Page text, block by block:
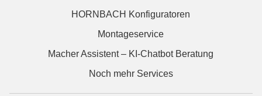
HORNBACH Konfiguratoren
Montageservice
Macher Assistent – KI-Chatbot Beratung
Noch mehr Services